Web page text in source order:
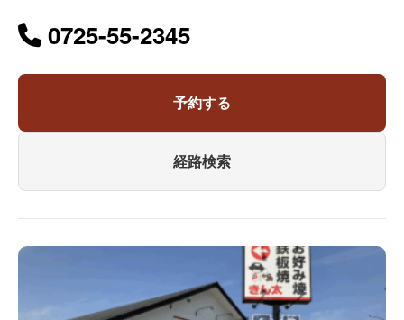
0725-55-2345
予約する
経路検索